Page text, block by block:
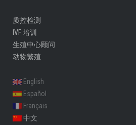
质控检测
IVF 培训
生殖中心顾问​
动物繁殖
English
Español
Français
中文